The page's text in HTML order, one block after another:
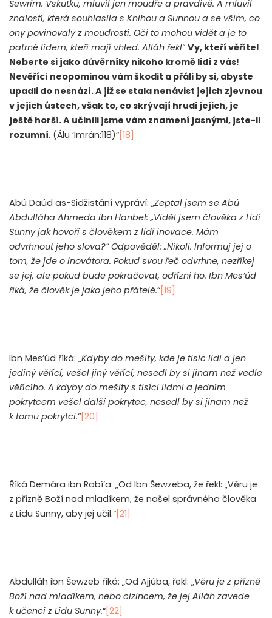
Sewrím. Vskutku, mluvil jen moudře a pravdivě. A mluvil
znalostí, která souhlasila s Knihou a Sunnou a se vším, co
ony povinovaly z moudrosti. Oči to mohou vidět a je to
patrné lidem, kteří mají vhled. Alláh řekl“ Vy, kteří věříte!
Neberte si jako důvěrníky nikoho kromě lidí z vás!
Nevěřící neopominou vám škodit a přáli by si, abyste
upadli do nesnází. A již se stala nenávist jejich zjevnou
v jejich ústech, však to, co skrývají hrudi jejich, je
ještě horší. A učinili jsme vám znamení jasnými, jste-li
rozumní. (Álu ‘Imrán:118)“ [18]
Abú Daúd as-Sidžistání vypráví: „Zeptal jsem se Abú
Abdulláha Ahmeda ibn Hanbel: „Viděl jsem člověka z Lidí
Sunny jak hovoří s člověkem z lidí inovace. Mám
odvrhnout jeho slova?“ Odpověděl: „Nikoli. Informuj jej o
tom, že jde o inovátora. Pokud svou řeč odvrhne, nezříkej
se jej, ale pokud bude pokračovat, odřízni ho. Ibn Mes’úd
říká, že člověk je jako jeho přátelé.“ [19]
Ibn Mes’úd říká: „Kdyby do mešity, kde je tisíc lidí a jen
jediný věřící, vešel jiný věřící, nesedl by si jinam než vedle
věřícího. A kdyby do mešity s tisíci lidmi a jedním
pokrytcem vešel další pokrytec, nesedl by si jinam než
k tomu pokrytci.“ [20]
Říká Demára ibn Rabí’a: „Od Ibn Šewzeba, že řekl: „Věru je
z přízně Boží nad mladíkem, že našel správného člověka
z Lidu Sunny, aby jej učil.“ [21]
Abdulláh ibn Šewzeb říká: „Od Ajjúba, řekl: „Věru je z přízně
Boží nad mladíkem, nebo cizincem, že jej Alláh zavede
k učenci z Lidu Sunny.“ [22]